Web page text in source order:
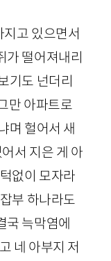
지고 있으면서
가 떨어져내리
기도 넌더리
만 아파트로
며 헐어서 새
서 지은 게 아
없이 모자라
부 하나라도
국 늑막염에
네 아부지 저